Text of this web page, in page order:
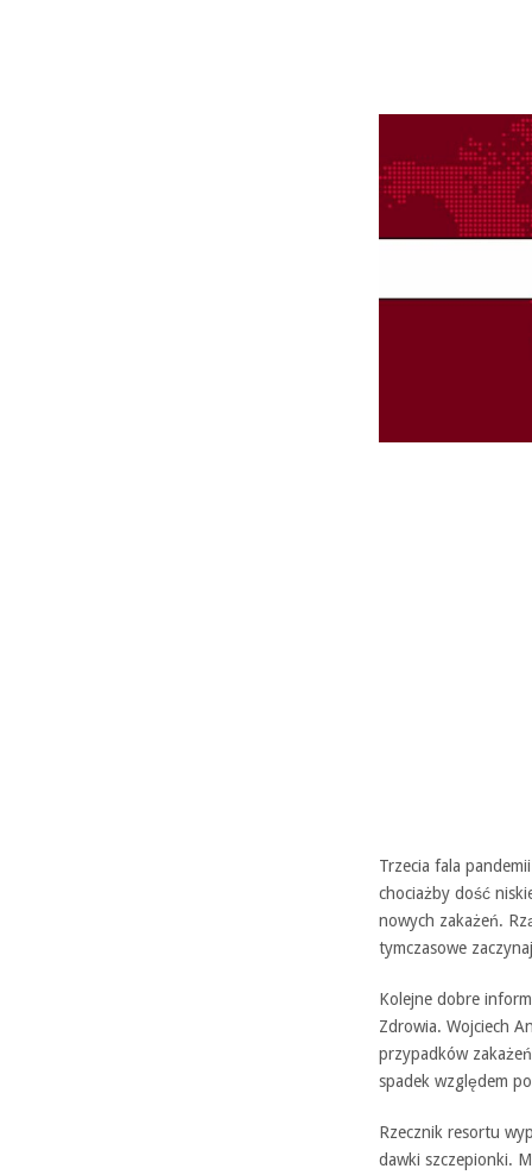
Trzecia fala
chociażby dość
nowych zakażeń.
tymczasowe
Kolejne dobre
Zdrowia. Wojciech
przypadków
spadek względem
Rzecznik resortu
dawki szczepionki.